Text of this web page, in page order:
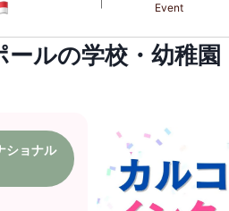
Event
ールの学校・幼稚園
ショナル